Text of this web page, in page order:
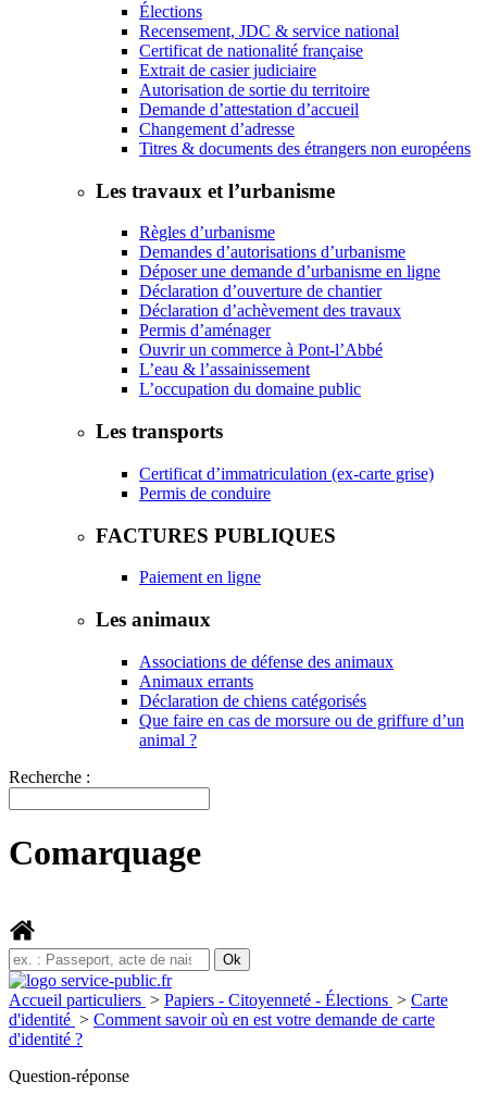
Élections
Recensement, JDC & service national
Certificat de nationalité française
Extrait de casier judiciaire
Autorisation de sortie du territoire
Demande d’attestation d’accueil
Changement d’adresse
Titres & documents des étrangers non européens
Les travaux et l’urbanisme
Règles d’urbanisme
Demandes d’autorisations d’urbanisme
Déposer une demande d’urbanisme en ligne
Déclaration d’ouverture de chantier
Déclaration d’achèvement des travaux
Permis d’aménager
Ouvrir un commerce à Pont-l’Abbé
L’eau & l’assainissement
L’occupation du domaine public
Les transports
Certificat d’immatriculation (ex-carte grise)
Permis de conduire
FACTURES PUBLIQUES
Paiement en ligne
Les animaux
Associations de défense des animaux
Animaux errants
Déclaration de chiens catégorisés
Que faire en cas de morsure ou de griffure d’un
animal ?
Recherche :
Comarquage
Accueil particuliers > Papiers - Citoyenneté - Élections > Carte
d'identité > Comment savoir où en est votre demande de carte
d'identité ?
Question-réponse